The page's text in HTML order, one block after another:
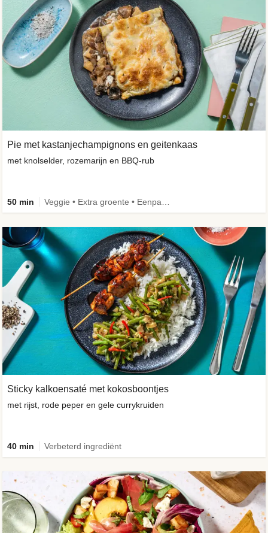
Pie met kastanjechampignons en geitenkaas
met knolselder, rozemarijn en BBQ-rub
50 min
Sticky kalkoensaté met kokosboontjes
met rijst, rode peper en gele currykruiden
40 min Verbeterd ingrediënt